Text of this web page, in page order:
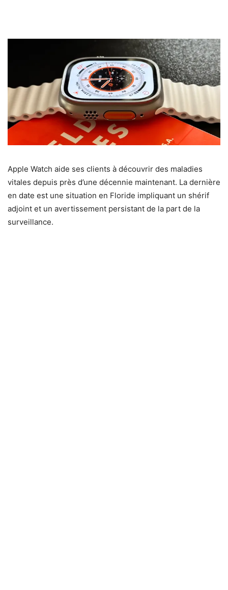
Apple Watch aide ses clients à découvrir des maladies
vitales depuis près d’une décennie maintenant. La dernière
en date est une situation en Floride impliquant un shérif
adjoint et un avertissement persistant de la part de la
surveillance.